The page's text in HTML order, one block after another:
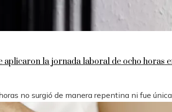
aplicaron la jornada laboral de ocho horas
no surgió de manera repentina ni fue